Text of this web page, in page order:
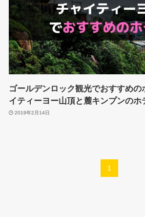
ゴールデンロック観光でおすすめの
イティーヨー山頂と麓キンプンのホ
2019年2月14日
1